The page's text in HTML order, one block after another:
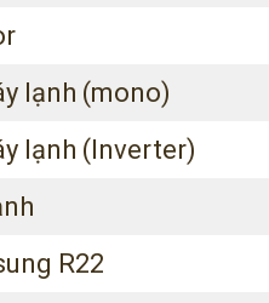
lạnh (mono)
lạnh (Inverter)
R22